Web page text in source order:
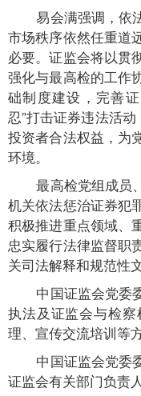
易会满强调，依
市场秩序依然任重道
必要。证监会将以贯
强化与最高检的工作
础制度建设，完善
忍”打击证券违法活
投资者合法权益，为
环境。
最高检党组成员
机关依法惩治证券犯
积极推进重点领域、
忠实履行法律监督职
关司法解释和规范性
中国证监会党委
执法及证监会与检
理、宣传交流培训等
中国证监会党委
证监会有关部门负责